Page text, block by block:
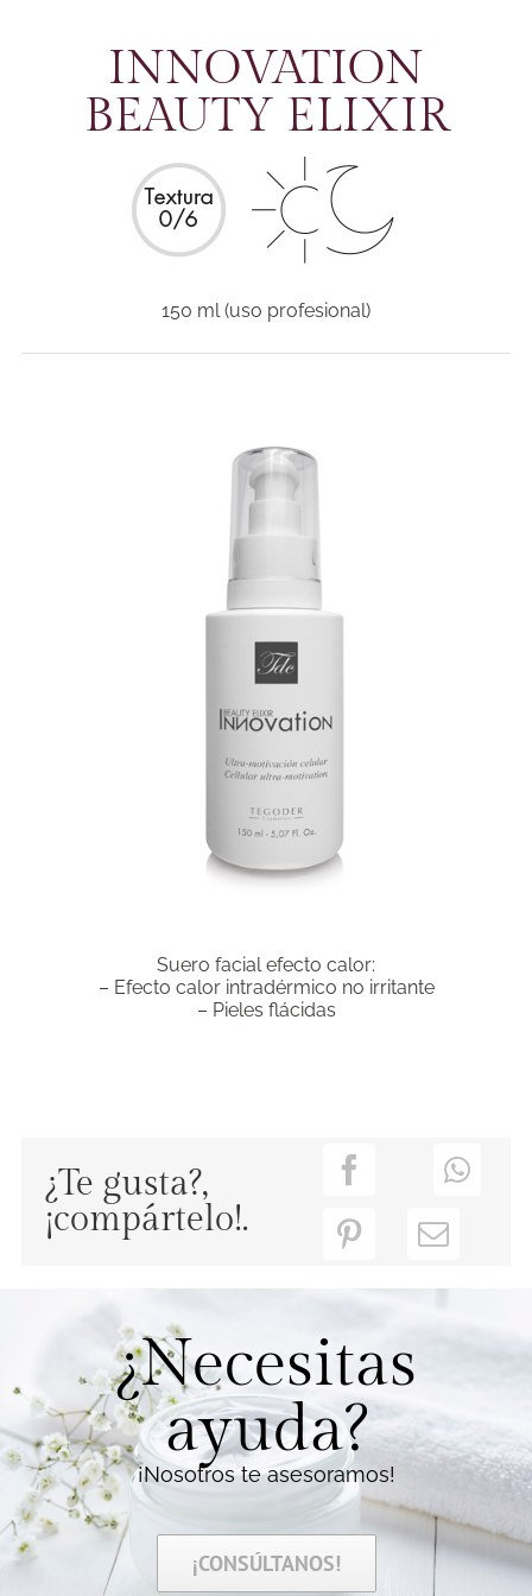
INNOVATION
BEAUTY ELIXIR
150 ml (uso profesional)
Suero facial efecto calor:
– Efecto calor intradérmico no irritante
– Pieles flácidas
¿Te gusta?,
¡compártelo!.
¿Necesitas
ayuda?
¡Nosotros te asesoramos!
¡CONSÚLTANOS!